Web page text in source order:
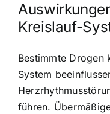
Kreislauf-
Bestimmte Drogen
System
führen.